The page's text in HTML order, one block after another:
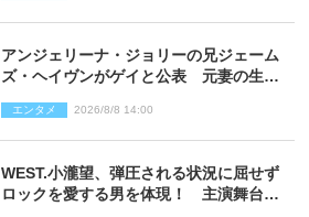
アンジェリーナ・ジョリーの兄ジェーム
ズ・ヘイヴンがゲイと公表 元妻の生配
エンタメ 2026/8/8 14:00
WEST.小瀧望、弾圧される状況に屈せず
ロックを愛する男を体現！ 主演舞台